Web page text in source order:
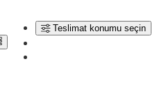
Teslimat konumu seçin